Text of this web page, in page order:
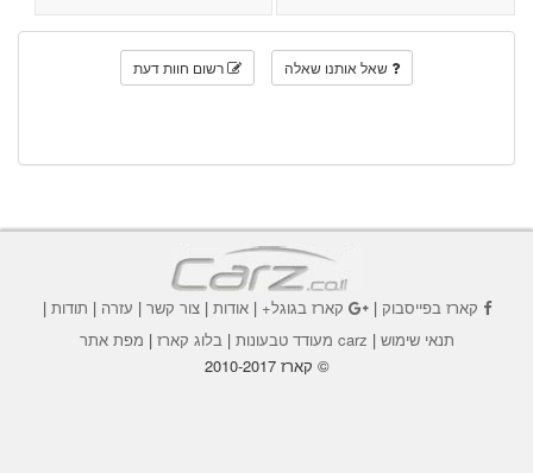
שאל אותנו שאלה רשום חוות דעת
קארז בפייסבוק| קארז בגוגל+|אודות |צור קשר | עזרה | תודות |
תנאי שימוש | carz מעודד טבעונות | בלוג קארז | מפת אתר
© קארז 2010-2017